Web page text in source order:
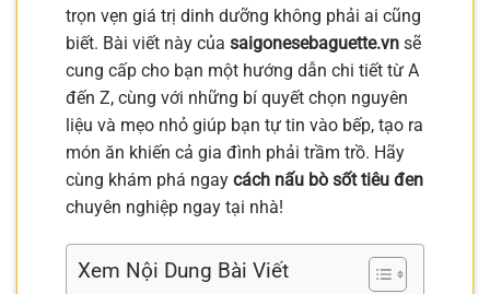
trọn vẹn giá trị dinh dưỡng không phải ai cũng
biết. Bài viết này của saigonesebaguette.vn sẽ
cung cấp cho bạn một hướng dẫn chi tiết từ A
đến Z, cùng với những bí quyết chọn nguyên
liệu và mẹo nhỏ giúp bạn tự tin vào bếp, tạo ra
món ăn khiến cả gia đình phải trầm trồ. Hãy
cùng khám phá ngay cách nấu bò sốt tiêu đen
chuyên nghiệp ngay tại nhà!
Xem Nội Dung Bài Viết